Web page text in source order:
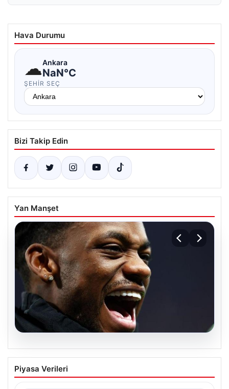
Hava Durumu
☁Ankara
NaN°C
ŞEHIR SEÇ
Bizi Takip Edin
Yan Manşet
İşte Jhon Duran’ın Benfica formasıyla
ilk golü
Piyasa Verileri